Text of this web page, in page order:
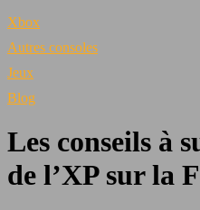
Xbox
Autres consoles
Jeux
Blog
Les conseils à
de l’XP sur la